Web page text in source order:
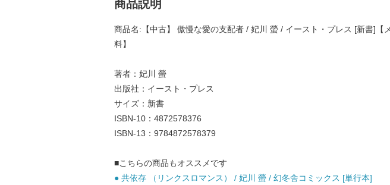
商品説明
商品名:【中古】 傲慢な愛の支配者 / 妃川 螢 / イースト・プレス [新書]【
料】
著者：妃川 螢
出版社：イースト・プレス
サイズ：新書
ISBN-10：4872578376
ISBN-13：9784872578379
■こちらの商品もオススメです
● 共依存 （リンクスロマンス） / 妃川 螢 / 幻冬舎コミックス [単行本]